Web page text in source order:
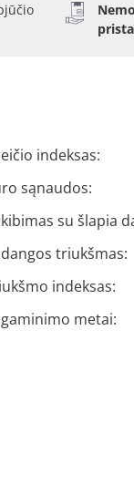
indeksas:
sąnaudos:
su šlapia
triukšmas:
indeksas:
metai: